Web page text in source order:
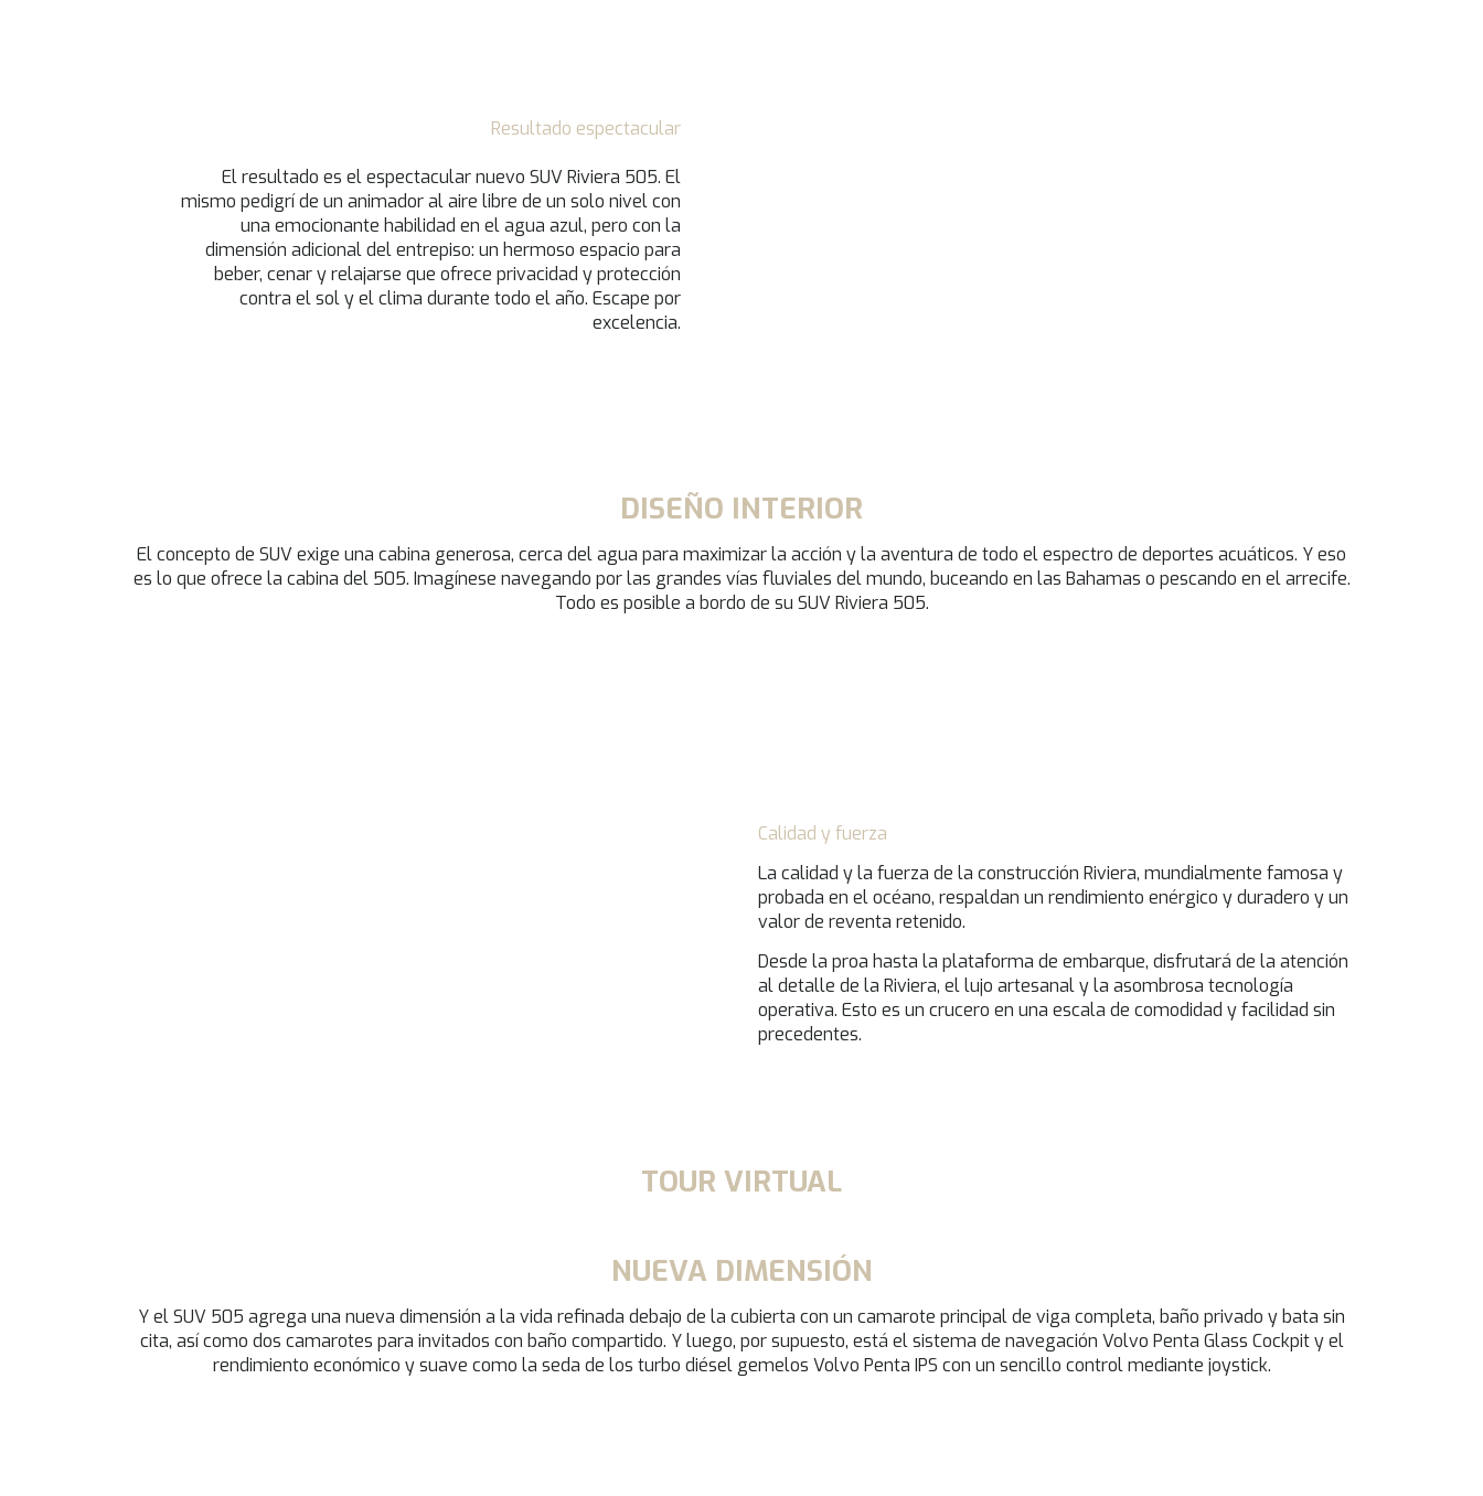
Resultado espectacular
El resultado es el espectacular nuevo SUV Riviera 505. El
mismo pedigrí de un animador al aire libre de un solo nivel con
una emocionante habilidad en el agua azul, pero con la
dimensión adicional del entrepiso: un hermoso espacio para
beber, cenar y relajarse que ofrece privacidad y protección
contra el sol y el clima durante todo el año. Escape por
excelencia.
DISEÑO INTERIOR
El concepto de SUV exige una cabina generosa, cerca del agua para maximizar la acción y la aventura de todo el espectro de deportes acuáticos. Y eso
es lo que ofrece la cabina del 505. Imagínese navegando por las grandes vías fluviales del mundo, buceando en las Bahamas o pescando en el arrecife.
Todo es posible a bordo de su SUV Riviera 505.
Calidad y fuerza
La calidad y la fuerza de la construcción Riviera, mundialmente famosa y
probada en el océano, respaldan un rendimiento enérgico y duradero y un
valor de reventa retenido.
Desde la proa hasta la plataforma de embarque, disfrutará de la atención
al detalle de la Riviera, el lujo artesanal y la asombrosa tecnología
operativa. Esto es un crucero en una escala de comodidad y facilidad sin
precedentes.
TOUR VIRTUAL
NUEVA DIMENSIÓN
Y el SUV 505 agrega una nueva dimensión a la vida refinada debajo de la cubierta con un camarote principal de viga completa, baño privado y bata sin
cita, así como dos camarotes para invitados con baño compartido. Y luego, por supuesto, está el sistema de navegación Volvo Penta Glass Cockpit y el
rendimiento económico y suave como la seda de los turbo diésel gemelos Volvo Penta IPS con un sencillo control mediante joystick.